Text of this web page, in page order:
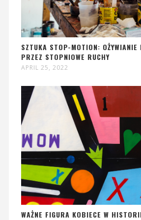
SZTUKA STOP-MOTION: OŻYWIANIE
PRZEZ STOPNIOWE RUCHY
APRIL 25, 2022
WAŻNE FIGURA KOBIECE W